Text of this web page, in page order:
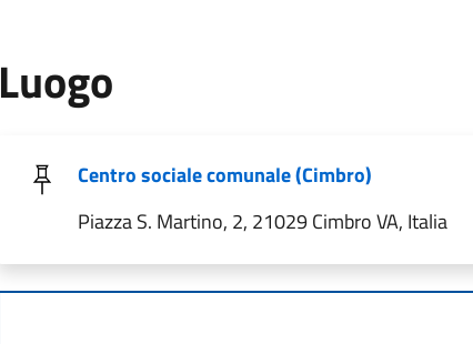
Luogo
Centro sociale comunale (Cimbro)
Piazza S. Martino, 2, 21029 Cimbro VA, Italia